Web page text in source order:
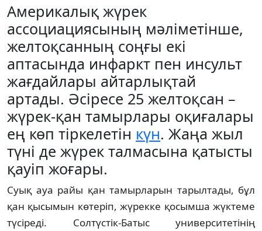
Америкалық жүрек
ассоциациясының мәліметінше,
желтоқсанның соңғы екі
аптасында инфаркт пен инсульт
жағдайлары айтарлықтай
артады. Әсіресе 25 желтоқсан –
жүрек-қан тамырлары оқиғалары
ең көп тіркелетін күн. Жаңа жыл
түні де жүрек талмасына қатысты
қауіп жоғары.
Суық ауа райы қан тамырларын тарылтады, бұл
қан қысымын көтеріп, жүрекке қосымша жүктеме
түсіреді. Солтүстік-Батыс университетінің